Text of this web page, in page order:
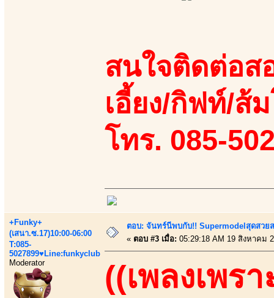
สนใจติดต่อส
เอี้ยง/กิฟท์/ส้
โทร. 085-
+Funky+
(เสนา.ซ.17)10:00-06:00
T:085-
5027899♥Line:funkyclub
Moderator
ตอบ: จันทร์นีพบกับ!! Supermodelสุดสวย
« ตอบ #3 เมื่อ: 05:29:18 AM 19 สิงหาคม
((เพลงเพรา